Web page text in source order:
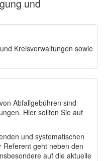
und
Kreisverwaltungen sowie
Abfallgebühren sind
Hier sollten Sie auf
und systematischen
Referent geht neben den
auf die aktuelle